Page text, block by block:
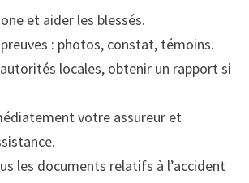
et aider les blessés.
: photos, constat, témoins.
locales, obtenir un rapport si
votre assureur et
les documents relatifs à l’accident